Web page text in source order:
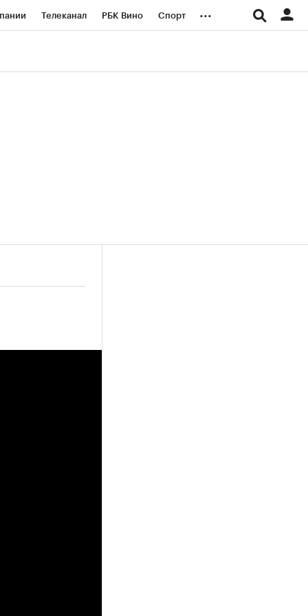
Телеканал РБК Вино Спорт ...